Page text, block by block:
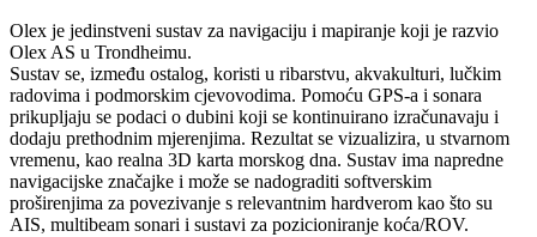
Olex je jedinstveni sustav za navigaciju i mapiranje koji je razvio
Olex AS u Trondheimu.
Sustav se, između ostalog, koristi u ribarstvu, akvakulturi, lučkim
radovima i podmorskim cjevovodima. Pomoću GPS-a i sonara
prikupljaju se podaci o dubini koji se kontinuirano izračunavaju i
dodaju prethodnim mjerenjima. Rezultat se vizualizira, u stvarnom
vremenu, kao realna 3D karta morskog dna. Sustav ima napredne
navigacijske značajke i može se nadograditi softverskim
proširenjima za povezivanje s relevantnim hardverom kao što su
AIS, multibeam sonari i sustavi za pozicioniranje koća/ROV.